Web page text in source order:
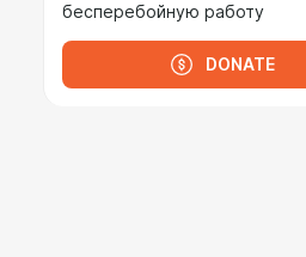
бесперебойную работу
DONATE